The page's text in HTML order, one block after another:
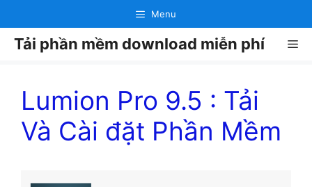
đến
nội
Menu
Tải phần mềm download miễn phí
Lumion Pro 9.5 : Tải
Và Cài đặt Phần Mềm